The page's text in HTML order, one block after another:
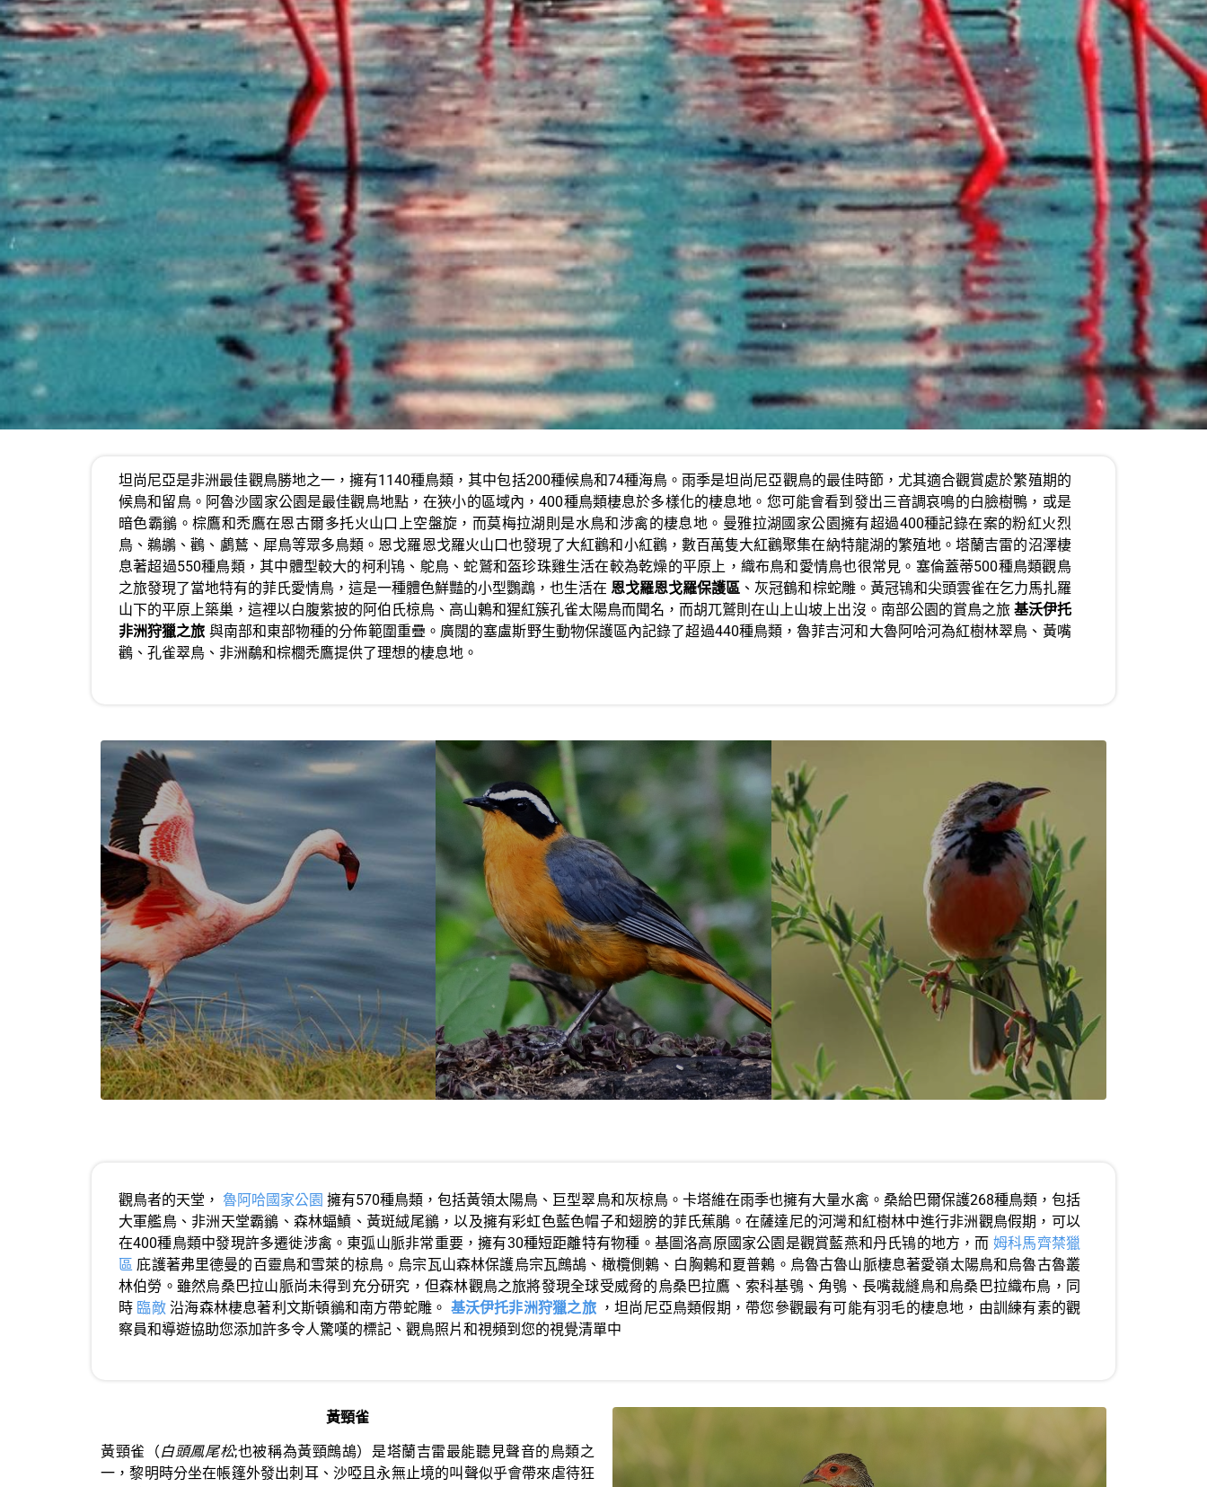
坦尚尼亞是非洲最佳觀鳥勝地之一，擁有1140種鳥類，其中包括200種候鳥和74種海鳥。雨季是坦尚尼亞觀鳥的最佳時節，尤其適合觀賞處於繁殖期的
候鳥和留鳥。阿魯沙國家公園是最佳觀鳥地點，在狹小的區域內，400種鳥類棲息於多樣化的棲息地。您可能會看到發出三音調哀鳴的白臉樹鴨，或是
暗色霸鶲。棕鷹和禿鷹在恩古爾多托火山口上空盤旋，而莫梅拉湖則是水鳥和涉禽的棲息地。曼雅拉湖國家公園擁有超過400種記錄在案的粉紅火烈
鳥、鵜鶘、鸛、鸕鶿、犀鳥等眾多鳥類。恩戈羅恩戈羅火山口也發現了大紅鸛和小紅鸛，數百萬隻大紅鸛聚集在納特龍湖的繁殖地。塔蘭吉雷的沼澤棲
息著超過550種鳥類，其中體型較大的柯利鴇、鴕鳥、蛇鷲和盔珍珠雞生活在較為乾燥的平原上，織布鳥和愛情鳥也很常見。塞倫蓋蒂500種鳥類觀鳥
之旅發現了當地特有的菲氏愛情鳥，這是一種體色鮮豔的小型鸚鵡，也生活在恩戈羅恩戈羅保護區 、灰冠鶴和棕蛇雕。黃冠鴇和尖頭雲雀在乞力馬扎羅
山下的平原上築巢，這裡以白腹紫披的阿伯氏椋鳥、高山鶇和猩紅簇孔雀太陽鳥而聞名，而胡兀鷲則在山上山坡上出沒。南部公園的賞鳥之旅 基沃伊托
非洲狩獵之旅 與南部和東部物種的分佈範圍重疊。廣闊的塞盧斯野生動物保護區內記錄了超過440種鳥類，魯菲吉河和大魯阿哈河為紅樹林翠鳥、黃嘴
鸛、孔雀翠鳥、非洲鷸和棕櫚禿鷹提供了理想的棲息地。
觀鳥者的天堂，魯阿哈國家公園 擁有570種鳥類，包括黃領太陽鳥、巨型翠鳥和灰椋鳥。卡塔維在雨季也擁有大量水禽。桑給巴爾保護268種鳥類，包括
大軍艦鳥、非洲天堂霸鶲、森林蝠鱝、黃斑絨尾鶲，以及擁有彩虹色藍色帽子和翅膀的菲氏蕉鵑。在薩達尼的河灣和紅樹林中進行非洲觀鳥假期，可以
在400種鳥類中發現許多遷徙涉禽。東弧山脈非常重要，擁有30種短距離特有物種。基圖洛高原國家公園是觀賞藍燕和丹氏鴇的地方，而 姆科馬齊禁獵
區 庇護著弗里德曼的百靈鳥和雪萊的椋鳥。烏宗瓦山森林保護烏宗瓦鷓鴣、橄欖側鶇、白胸鶇和夏普鶇。烏魯古魯山脈棲息著愛嶺太陽鳥和烏魯古魯叢
林伯勞。雖然烏桑巴拉山脈尚未得到充分研究，但森林觀鳥之旅將發現全球受威脅的烏桑巴拉鷹、索科基鴞、角鴞、長嘴裁縫鳥和烏桑巴拉織布鳥，同
時 臨敵沿海森林棲息著利文斯頓鶲和南方帶蛇雕。 基沃伊托非洲狩獵之旅，坦尚尼亞鳥類假期，帶您參觀最有可能有羽毛的棲息地，由訓練有素的觀
察員和導遊協助您添加許多令人驚嘆的標記、觀鳥照片和視頻到您的視覺清單中
黃頸雀
黃頸雀（白頭鳳尾松;也被稱為黃頸鷓鴣）是塔蘭吉雷最能聽見聲音的鳥類之
一，黎明時分坐在帳篷外發出刺耳、沙啞且永無止境的叫聲似乎會帶來虐待狂